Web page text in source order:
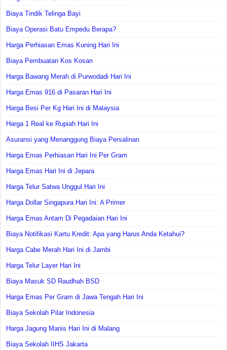
Biaya Tindik Telinga Bayi
Biaya Operasi Batu Empedu Berapa?
Harga Perhiasan Emas Kuning Hari Ini
Biaya Pembuatan Kos Kosan
Harga Bawang Merah di Purwodadi Hari Ini
Harga Emas 916 di Pasaran Hari Ini
Harga Besi Per Kg Hari Ini di Malaysia
Harga 1 Real ke Rupiah Hari Ini
Asuransi yang Menanggung Biaya Persalinan
Harga Emas Perhiasan Hari Ini Per Gram
Harga Emas Hari Ini di Jepara
Harga Telur Satwa Unggul Hari Ini
Harga Dollar Singapura Hari Ini: A Primer
Harga Emas Antam Di Pegadaian Hari Ini
Biaya Notifikasi Kartu Kredit: Apa yang Harus Anda Ketahui?
Harga Cabe Merah Hari Ini di Jambi
Harga Telur Layer Hari Ini
Biaya Masuk SD Raudhah BSD
Harga Emas Per Gram di Jawa Tengah Hari Ini
Biaya Sekolah Pilar Indonesia
Harga Jagung Manis Hari Ini di Malang
Biaya Sekolah IIHS Jakarta